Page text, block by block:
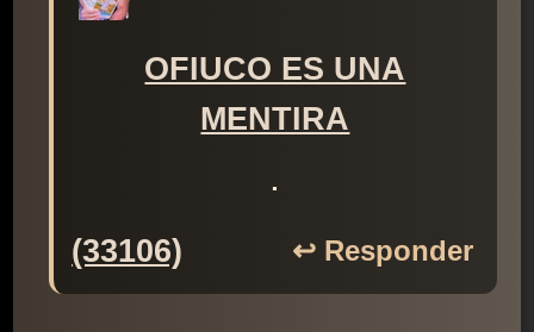
OFIUCO ES UNA
MENTIRA
.
(33106) ↩️ Responder